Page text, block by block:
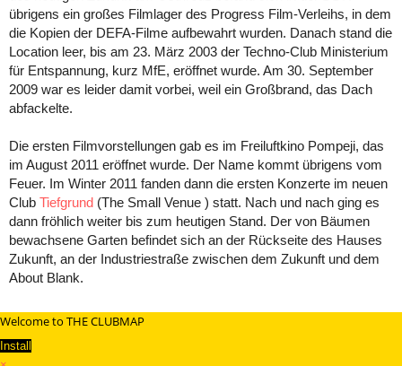
übrigens ein großes Filmlager des Progress Film-Verleihs, in dem
die Kopien der DEFA-Filme aufbewahrt wurden. Danach stand die
Location leer, bis am 23. März 2003 der Techno-Club Ministerium
für Entspannung, kurz MfE, eröffnet wurde. Am 30. September
2009 war es leider damit vorbei, weil ein Großbrand, das Dach
abfackelte.
Die ersten Filmvorstellungen gab es im Freiluftkino Pompeji, das
im August 2011 eröffnet wurde. Der Name kommt übrigens vom
Feuer. Im Winter 2011 fanden dann die ersten Konzerte im neuen
Club Tiefgrund (The Small Venue ) statt. Nach und nach ging es
dann fröhlich weiter bis zum heutigen Stand. Der von Bäumen
bewachsene Garten befindet sich an der Rückseite des Hauses
Zukunft, an der Industriestraße zwischen dem Zukunft und dem
About Blank.
Welcome to THE CLUBMAP
Install